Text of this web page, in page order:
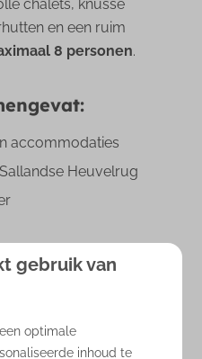
chalets, knusse
en een ruim
8 personen.
accommodaties
Heuvelrug
gebruik van
optimale
inhoud te